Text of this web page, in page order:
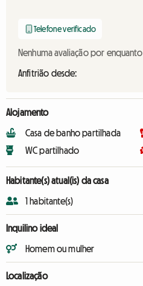
Telefone verificado
Nenhuma avaliação por enquanto
Anfitrião desde:
Alojamento
Casa de banho partilhada
WC partilhado
Habitante(s) atual(is) da casa
1 habitante(s)
Inquilino ideal
Homem ou mulher
Localização